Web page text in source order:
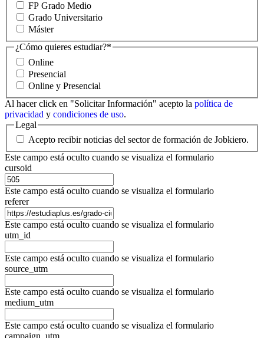
FP Grado Medio
Grado Universitario
Máster
¿Cómo quieres estudiar?*
Online
Presencial
Online y Presencial
Al hacer click en "Solicitar Información" acepto la política de
privacidad y condiciones de uso.
Legal
Acepto recibir noticias del sector de formación de Jobkiero.
Este campo está oculto cuando se visualiza el formulario
cursoid
Este campo está oculto cuando se visualiza el formulario
referer
Este campo está oculto cuando se visualiza el formulario
utm_id
Este campo está oculto cuando se visualiza el formulario
source_utm
Este campo está oculto cuando se visualiza el formulario
medium_utm
Este campo está oculto cuando se visualiza el formulario